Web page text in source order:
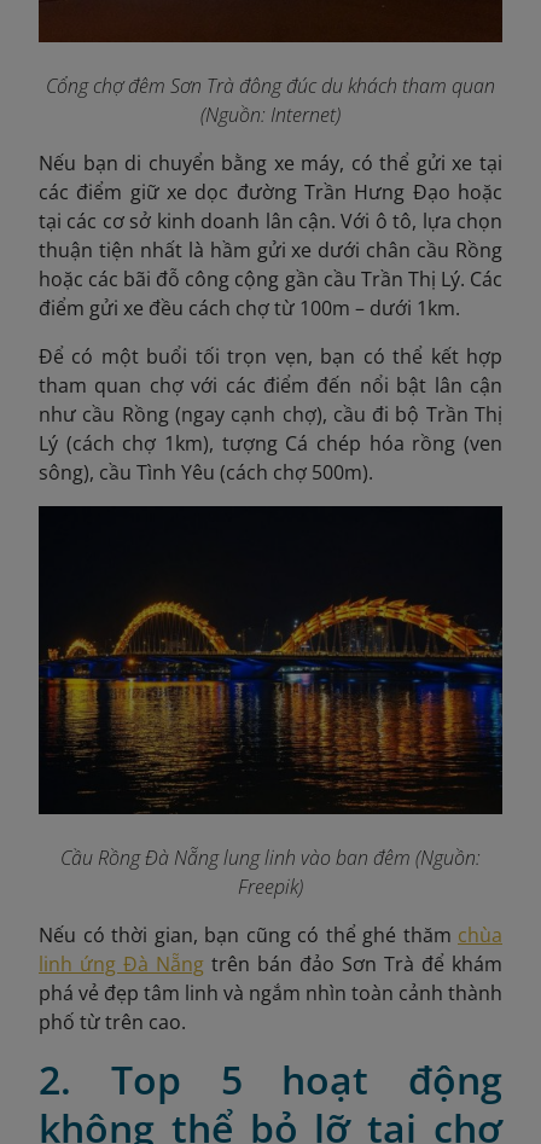
Cổng chợ đêm Sơn Trà đông đúc du khách tham quan
(Nguồn: Internet)
Nếu bạn di chuyển bằng xe máy, có thể gửi xe tại
các điểm giữ xe dọc đường Trần Hưng Đạo hoặc
tại các cơ sở kinh doanh lân cận. Với ô tô, lựa chọn
thuận tiện nhất là hầm gửi xe dưới chân cầu Rồng
hoặc các bãi đỗ công cộng gần cầu Trần Thị Lý. Các
điểm gửi xe đều cách chợtừ 100m – dưới 1km.
Để có một buổi tối trọn vẹn, bạn có thể kết hợp
tham quan chợ với các điểm đến nổi bật lân cận
như cầu Rồng (ngay cạnh chợ), cầu đi bộ Trần Thị
Lý (cách chợ 1km), tượng Cá chép hóa rồng (ven
sông), cầu Tình Yêu (cách chợ 500m).
Cầu Rồng Đà Nẵng lung linh vào ban đêm (Nguồn:
Freepik)
Nếu có thời gian, bạn cũng có thể ghé thăm chùa
linh ứng Đà Nẵng trên bán đảo Sơn Trà để khám
phá vẻ đẹp tâm linh và ngắm nhìn toàn cảnh thành
phố từ trên cao.
2. Top 5 hoạt động
không thể bỏ lỡ tại chợ